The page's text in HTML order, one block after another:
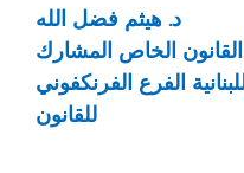
د. هيثم فضل الله
القانون الخاص المشارك
الفرع الفرنكفوني
للقانون